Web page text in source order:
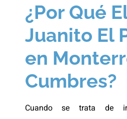
¿Por Qué
Juanito El
en
Cumbres?
Cuando se trata de